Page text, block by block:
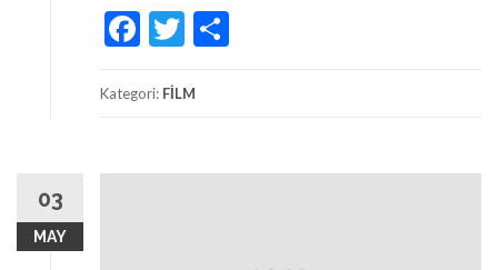
Facebook
Twitter
Kategori: FİLM
03
MAY